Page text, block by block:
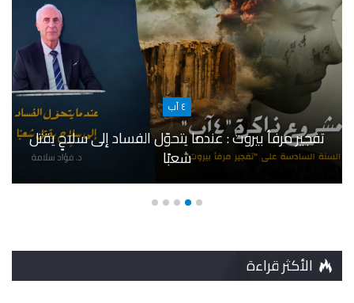
٤ آب
تفجير مرفأ بيروت : عندما يتحوّل الفساد إلى سلاحٍ يقتل
شعبًا
الأكثر قراءة